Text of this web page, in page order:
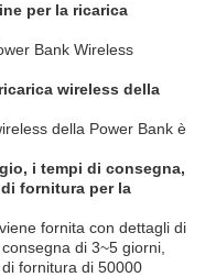
per la ricarica
Bank Wireless
wireless della
della Power Bank è
i tempi di consegna,
fornitura per la
fornita con dettagli di
di 3~5 giorni,
fornitura di 50000